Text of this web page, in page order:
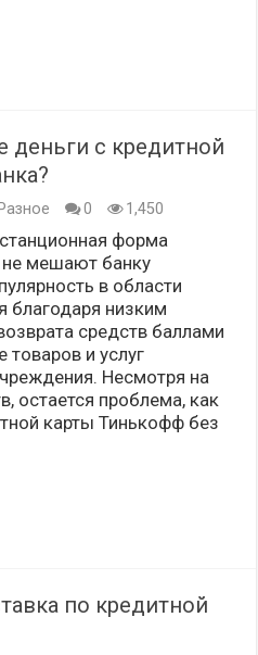
деньги с кредитной
Разное 0 1,450
форма
не мешают банку
в области
благодаря низким
средств баллами
товаров и услуг
Несмотря на
остается проблема, как
карты Тинькофф без
по кредитной